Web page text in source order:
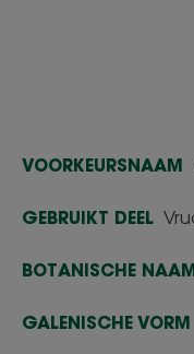
VOORKEURSNAAM
GEBRUIKT DEEL
BOTANISCHE
GALENISCHE VORM